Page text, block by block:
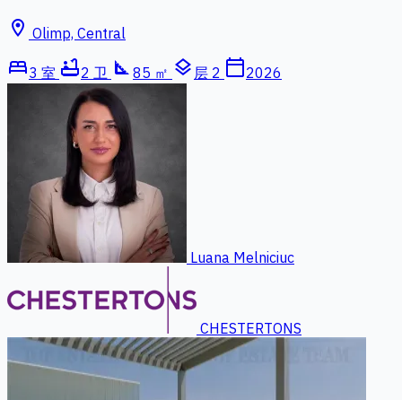
location_on Olimp, Central
bed3 室 bathtub2 卫 square_foot 85 ㎡ layers 层 2 calendar_today2026
Luana Melniciuc
CHESTERTONS